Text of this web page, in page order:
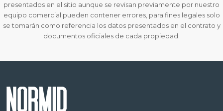
presentados en el sitio aunque se revisan previamente por nuestro
equipo comercial pueden contener errores, para fines legales solo
se tomarán como referencia los datos presentados en el contrato y
documentos oficiales de cada propiedad.